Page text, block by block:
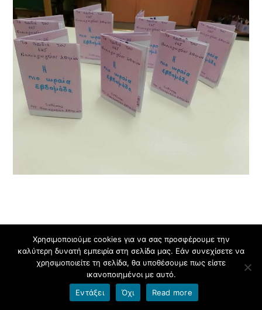
Χρησιμοποιούμε cookies για να σας προσφέρουμε την
καλύτερη δυνατή εμπειρία στη σελίδα μας. Εάν συνεχίσετε να
χρησιμοποιείτε τη σελίδα, θα υποθέσουμε πως είστε
ικανοποιημένοι με αυτό.
Εντάξει
Όχι Read more